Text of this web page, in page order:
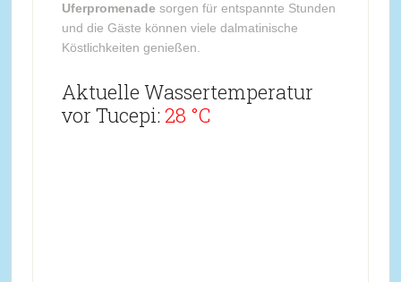
Uferpromenade sorgen für entspannte Stunden
und die Gäste können viele dalmatinische
Köstlichkeiten genießen.
Aktuelle Wassertemperatur
vor Tucepi: 28 °C